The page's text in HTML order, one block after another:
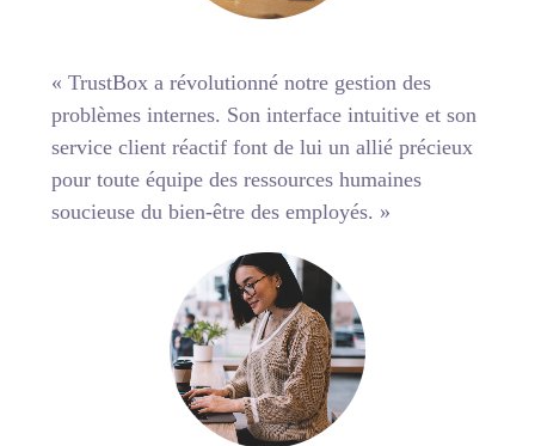
« TrustBox a révolutionné notre gestion des
problèmes internes. Son interface intuitive et son
service client réactif font de lui un allié précieux
pour toute équipe des ressources humaines
soucieuse du bien-être des employés. »